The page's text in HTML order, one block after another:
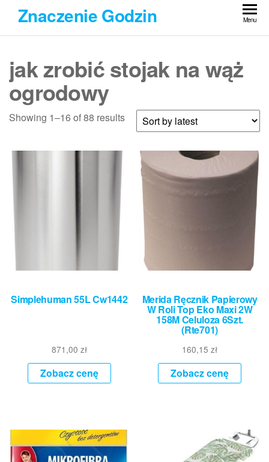
Przejdź
treści
Znaczenie Godzin Menu
jak zrobić stojak na wąż
ogrodowy
Showing 1–16 of 88 results
Simplehuman 55L Cw1442
871,00 zł
Zobacz cenę
Merida Ręcznik Papierowy
W Roli Top Eko Maxi 2W
158M Celuloza 6Szt.
(Rte701)
160,15zł
Zobacz cenę